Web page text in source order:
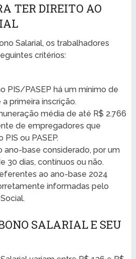
TER DIREITO AO
Salarial, os trabalhadores
critérios:
PIS/PASEP há um mínimo de
primeira inscrição.
média de até R$ 2.766
de empregadores que
ou PASEP.
ano-base considerado, por um
30 dias, contínuos ou não.
ao ano-base 2024
informadas pelo
SALARIAL E SEU